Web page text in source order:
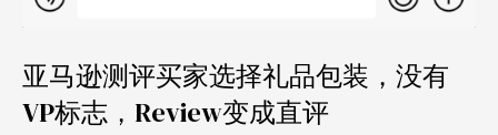
亚马逊测评买家选择礼品包装，没有
VP标志，Review变成直评